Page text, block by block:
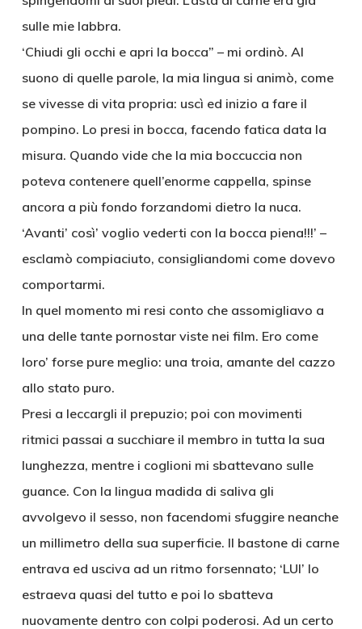
sulle mie labbra.
‘Chiudi gli occhi e apri la bocca” – mi ordinò. Al
suono di quelle parole, la mia lingua si animò, come
se vivesse di vita propria: uscì ed inizio a fare il
pompino. Lo presi in bocca, facendo fatica data la
misura. Quando vide che la mia boccuccia non
poteva contenere quell’enorme cappella, spinse
ancora a più fondo forzandomi dietro la nuca.
‘Avanti’ così’ voglio vederti con la bocca piena!!!’ –
esclamò compiaciuto, consigliandomi come dovevo
comportarmi.
In quel momento mi resi conto che assomigliavo a
una delle tante pornostar viste nei film. Ero come
loro’ forse pure meglio: una troia, amante del cazzo
allo stato puro.
Presi a leccargli il prepuzio; poi con movimenti
ritmici passai a succhiare il membro in tutta la sua
lunghezza, mentre i coglioni mi sbattevano sulle
guance. Con la lingua madida di saliva gli
avvolgevo il sesso, non facendomi sfuggire neanche
un millimetro della sua superficie. Il bastone di carne
entrava ed usciva ad un ritmo forsennato; ‘LUI’ lo
estraeva quasi del tutto e poi lo sbatteva
nuovamente dentro con colpi poderosi. Ad un certo